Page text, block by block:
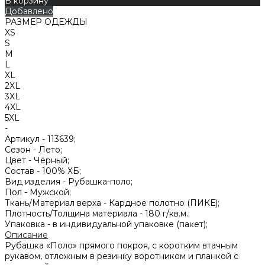
Добавлено
РАЗМЕР ОДЕЖДЫ
XS
S
M
L
XL
2XL
3XL
4XL
5XL
-
Артикул - 113639;
Сезон - Лето;
Цвет - Чёрный;
Состав - 100% ХБ;
Вид изделия - Рубашка-поло;
Пол - Мужской;
Ткань/Материал верха - Кардное полотно (ПИКЕ);
Плотность/Толщина материала - 180 г/кв.м.;
Упаковка - в индивидуальной упаковке (пакет);
Описание
Рубашка «Поло» прямого покроя, с коротким втачным
рукавом, отложным в резинку воротником и планкой с